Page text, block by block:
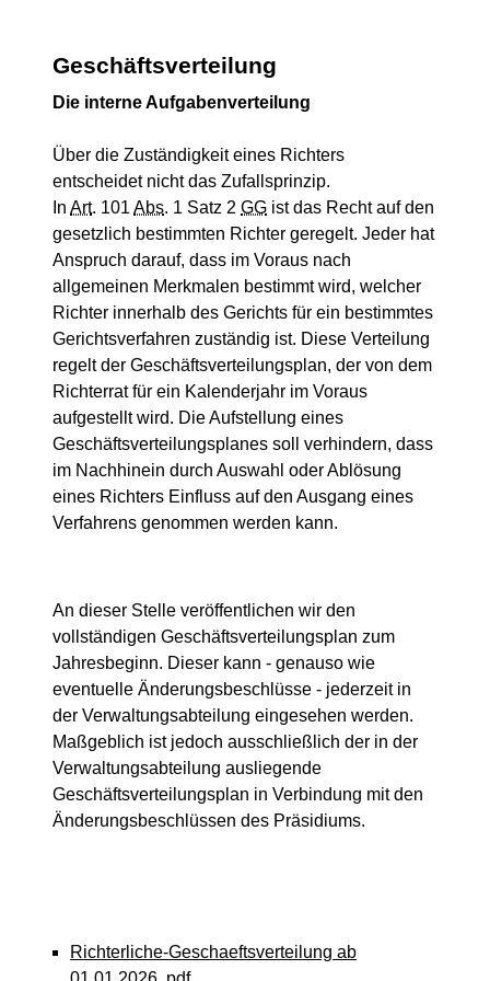
Geschäftsverteilung
Die interne Aufgabenverteilung
Über die Zuständigkeit eines Richters
entscheidet nicht das Zufallsprinzip.
In Art. 101 Abs. 1 Satz 2 GG ist das Recht auf den
gesetzlich bestimmten Richter geregelt. Jeder hat
Anspruch darauf, dass im Voraus nach
allgemeinen Merkmalen bestimmt wird, welcher
Richter innerhalb des Gerichts für ein bestimmtes
Gerichtsverfahren zuständig ist. Diese Verteilung
regelt der Geschäftsverteilungsplan, der von dem
Richterrat für ein Kalenderjahr im Voraus
aufgestellt wird. Die Aufstellung eines
Geschäftsverteilungsplanes soll verhindern, dass
im Nachhinein durch Auswahl oder Ablösung
eines Richters Einfluss auf den Ausgang eines
Verfahrens genommen werden kann.
An dieser Stelle veröffentlichen wir den
vollständigen Geschäftsverteilungsplan zum
Jahresbeginn. Dieser kann - genauso wie
eventuelle Änderungsbeschlüsse - jederzeit in
der Verwaltungsabteilung eingesehen werden.
Maßgeblich ist jedoch ausschließlich der in der
Verwaltungsabteilung ausliegende
Geschäftsverteilungsplan in Verbindung mit den
Änderungsbeschlüssen des Präsidiums.
Richterliche-Geschaeftsverteilung ab